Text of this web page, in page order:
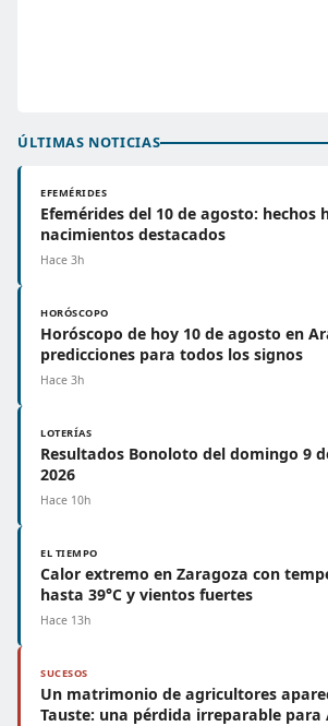
ÚLTIMAS NOTICIAS
EFEMÉRIDES
Efemérides del 10 de agosto: hechos
nacimientos destacados
Hace 3h
HORÓSCOPO
Horóscopo de hoy 10 de agosto en
predicciones para todos los signos
Hace 3h
LOTERÍAS
Resultados Bonoloto del domingo 9
2026
Hace 10h
EL TIEMPO
Calor extremo en Zaragoza con
hasta 39°C y vientos fuertes
Hace 13h
SUCESOS
Un matrimonio de agricultores
Tauste: una pérdida irreparable para